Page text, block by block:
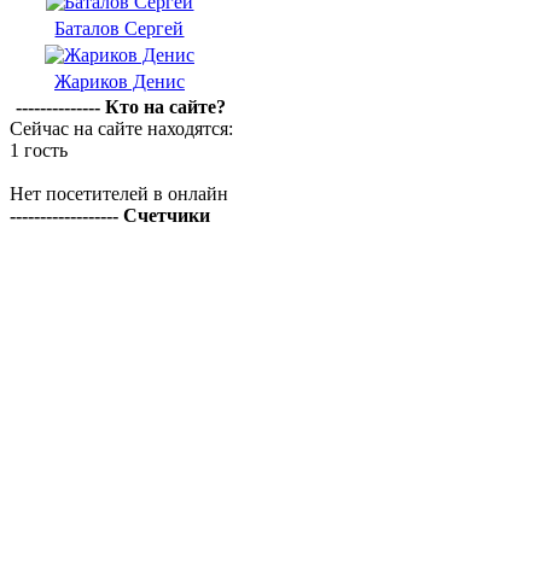
Баталов Сергей
Жариков Денис
-------------- Кто на сайте?
Сейчас на сайте находятся:
1 гость
Нет посетителей в онлайн
------------------ Счетчики